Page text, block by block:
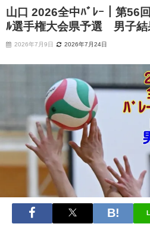
山口 2026全中ﾊﾞﾚｰ｜第56
ﾙ選手権大会県予選 男子結
2026年7月9日 2026年7月24日